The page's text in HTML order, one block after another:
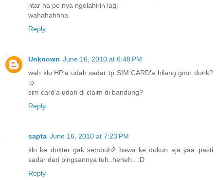
ntar ha pe nya ngelahirin lagi
wahahahhha
Reply
Unknown June 16, 2010 at 6:48 PM
wah klo HP'a udah sadar tp SIM CARD'a hilang gmn donk?
:p
sim card'a udah di claim di bandung?
Reply
sapta June 16, 2010 at 7:23 PM
klo ke dokter gak sembuh2 bawa ke dukun aja yaa..pasti
sadar dari pingsannya tuh..heheh.. :D
Reply